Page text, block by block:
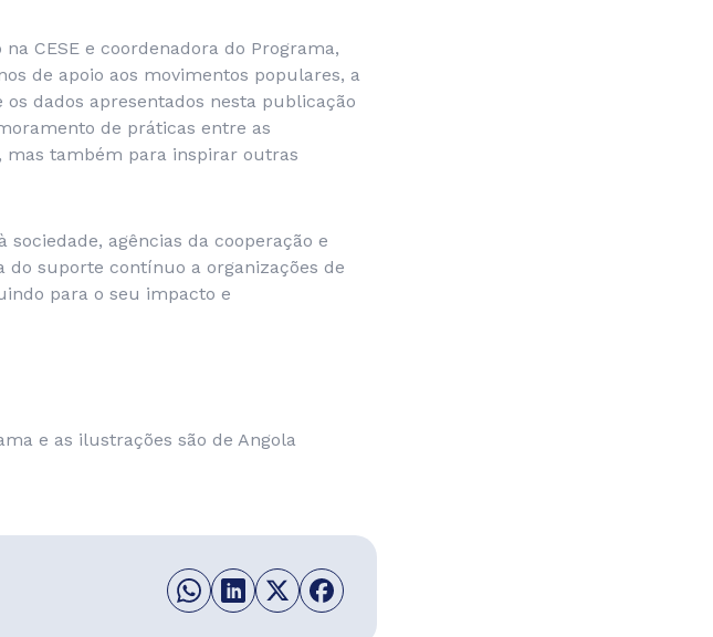
CESE e coordenadora do Programa,
de apoio aos movimentos populares, a
dados apresentados nesta publicação
de práticas entre as
mas também para inspirar outras
agências da cooperação e
suporte contínuo a organizações de
para o seu impacto e
e as ilustrações são de Angola